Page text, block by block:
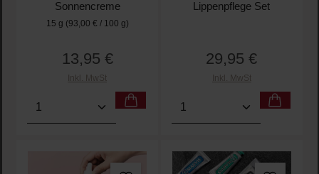
Sonnencreme
15 g (93,00 € / 100 g)
Regulärer Preis:
13,95 €
Inkl. MwSt
Produkt Anzahl: Gib den gewünschten Wert ein
Lippenpflege Set
Regulärer Preis:
29,95 €
Inkl. MwSt
Produkt Anzahl: Gib